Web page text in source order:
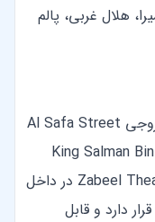
هلال غربی، پالم
وارد بزرگراه شیخ زاید (E11) شوید، از خروجی Al Safa Street
خارج شوید و به سمت چپ در خیابان King Salman Bin
Abdulaziz Al Saud بپیچید. تئاتر Zabeel Theatre در داخل
محوطه هتل Jumeirah Zabeel Saray قرار دارد و قابل